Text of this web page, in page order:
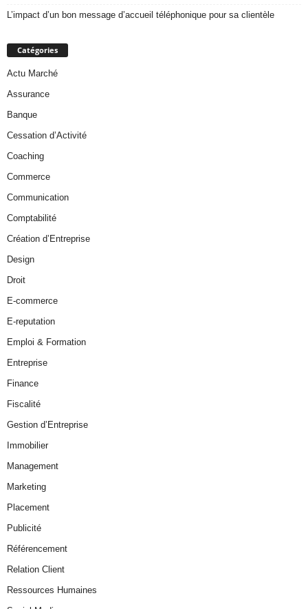
L’impact d’un bon message d’accueil téléphonique pour sa clientèle
Catégories
Actu Marché
Assurance
Banque
Cessation d’Activité
Coaching
Commerce
Communication
Comptabilité
Création d’Entreprise
Design
Droit
E-commerce
E-reputation
Emploi & Formation
Entreprise
Finance
Fiscalité
Gestion d’Entreprise
Immobilier
Management
Marketing
Placement
Publicité
Référencement
Relation Client
Ressources Humaines